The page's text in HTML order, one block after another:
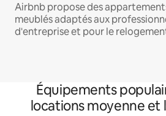
Airbnb propose des
meublés adaptés aux
d'entreprise et pour le
Équipements
locations moyenne et